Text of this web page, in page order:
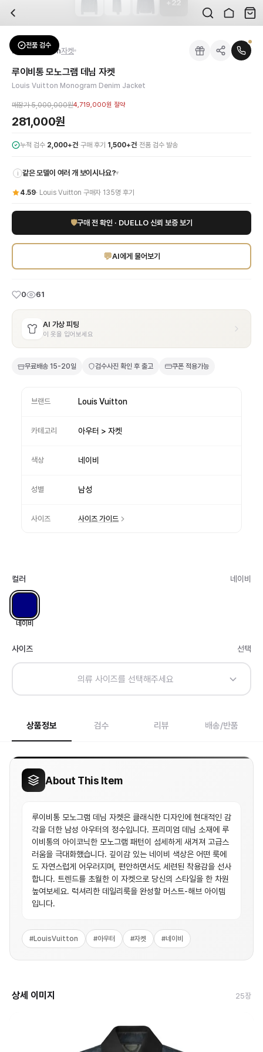
배송은 얼마나 걸리나요?
검수는 어떻게 진행되나요? 검수 사진을 받을 수 있나요?
전문 스태프가 실물 상품을 직접 확인한 후 검수 사진을 제공합니다. 가죽 재질,
교환이나 반품이 가능한가요?
수령 후 7일 이내 신청하시면 상품 하자, 사이즈 불일치, 고객 변심 모두 교환·반
쿠폰과 적립금을 함께 사용할 수 있나요?
네, 쿠폰과 적립금을 결제 시 함께 사용하실 수 있습니다. 적립금은 1,000원 이상
사이즈는 어떻게 선택하나요?
상품 상세의 사이즈 정보를 참고해 선택하시고, 사이즈 선택이 어려우시면 카카오
브랜드:
성별:남성
색상:네이비
가격:281,000원
루이비통 모노그램 데님 자켓은 클래식한 디자인에 현대적인 감각을 더한 남성
루이비통 모노그램 데님 자켓
22
전품 검수
Louis Vuitton자켓
루이비통 모노그램 데님 자켓
Louis Vuitton Monogram Denim Jacket
매장가5,000,000원4,719,000원 절약
281,000원
누적 검수 2,000+건·구매 후기 1,500+건· 전품 검수 발송
i 같은 모델이 여러 개 보이시나요?▾
4.59· Louis Vuitton 구매자 135명 후기
🛡구매 전 확인 · DUELLO 신뢰 보증 보기
💬AI에게 물어보기
0 61
AI 가상 피팅
이 옷을 입어보세요
무료배송 15-20일 검수사진 확인 후 출고 쿠폰 적용가능
브랜드 Louis Vuitton
카테고리 아우터 > 자켓
색상 네이비
성별 남성
사이즈 사이즈 가이드
컬러 네이비
네이비
사이즈 선택
의류 사이즈를 선택해주세요
상품정보 검수 리뷰 배송/반품
About This Item
루이비통 모노그램 데님 자켓은 클래식한 디자인에 현대적인 감
각을 더한 남성 아우터의 정수입니다. 프리미엄 데님 소재에 루
이비통의 아이코닉한 모노그램 패턴이 섬세하게 새겨져 고급스
러움을 극대화했습니다. 깊이감 있는 네이비 색상은 어떤 룩에
도 자연스럽게 어우러지며, 편안하면서도 세련된 착용감을 선사
합니다. 트렌드를 초월한 이 자켓으로 당신의 스타일을 한 차원
높여보세요. 럭셔리한 데일리룩을 완성할 머스트-해브 아이템
입니다.
#LouisVuitton #아우터 #자켓 #네이비
상세 이미지 25장